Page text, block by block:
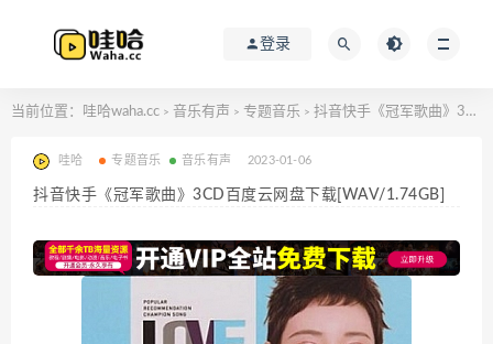
登录
当前位置： 哇哈waha.cc > 音乐有声 > 专题音乐 > 抖音快手《冠军歌曲》3CD百度云网盘下载[WAV/1.74GB]
哇哈 专题音乐 音乐有声 2023-01-06
抖音快手《冠军歌曲》3CD百度云网盘下载[WAV/1.74GB]